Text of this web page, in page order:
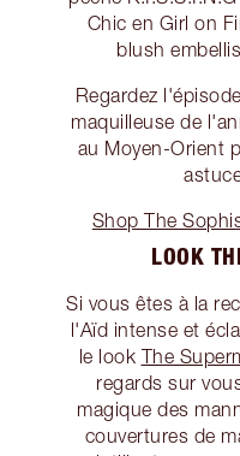
Chic en Girl on
blush
Regardez
maquilleuse de
au Moyen-Orient
Shop The
LOOK
Si vous êtes à la
l'Aïd intense et
le look The
regards sur
magique des
couvertures de